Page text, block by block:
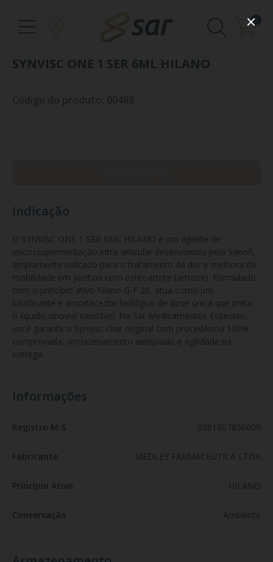
0
SYNVISC ONE 1 SER 6ML HILANO
Indicação
O SYNVISC ONE 1 SER 6ML HILANO é um agente de
viscossuplementação intra-articular desenvolvido pela Sanofi,
amplamente indicado para o tratamento da dor e melhora da
mobilidade em joelhos com osteoartrite (artrose). Formulado
com o princípio ativo hilano G-F 20, atua como um
lubrificante e amortecedor biológico de dose única que imita
o líquido sinovial saudável. Na Sar Medicamentos Especiais,
você garante o Synvisc-One original com procedência 100%
comprovada, armazenamento adequado e agilidade na
entrega.
Informações
Registro M.S 0081807850000
Fabricante MEDLEY FARMACEUTICA LTDA
Princípio Ativo HILANO
Conservação Ambiente